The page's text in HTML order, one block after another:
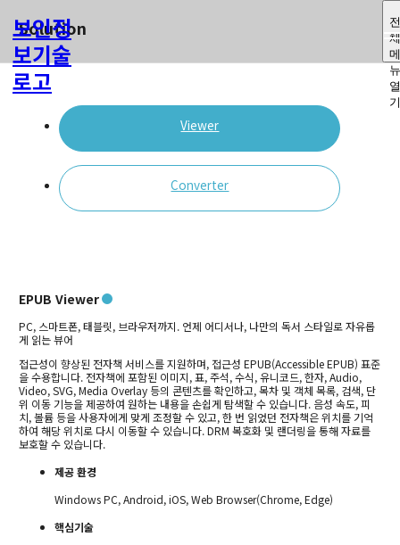
보인정
보기술
로고
전
체
메
뉴
열
기
Solution
Viewer
Converter
EPUB Viewer
PC, 스마트폰, 태블릿, 브라우저까지. 언제 어디서나, 나만의 독서 스타일로 자유롭
게 읽는 뷰어
접근성이 향상된 전자책 서비스를 지원하며, 접근성 EPUB(Accessible EPUB) 표준
을 수용합니다. 전자책에 포함된 이미지, 표, 주석, 수식, 유니코드, 한자, Audio,
Video, SVG, Media Overlay 등의 콘텐츠를 확인하고,목차 및 객체 목록, 검색, 단
위 이동 기능을 제공하여 원하는 내용을 손쉽게 탐색할 수 있습니다. 음성 속도, 피
치, 볼륨 등을 사용자에게 맞게 조정할 수 있고, 한 번 읽었던 전자책은 위치를 기억
하여 해당 위치로 다시 이동할 수 있습니다.DRM 복호화 및 랜더링을 통해 자료를
보호할 수 있습니다.
제공 환경
Windows PC, Android, iOS, Web Browser(Chrome, Edge)
핵심기술